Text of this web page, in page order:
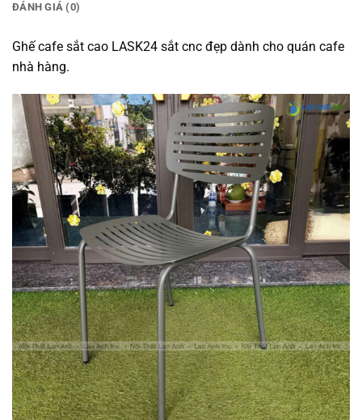
ĐÁNH GIÁ (0)
Ghế cafe sắt cao LASK24 sắt cnc đẹp dành cho quán cafe
nhà hàng.